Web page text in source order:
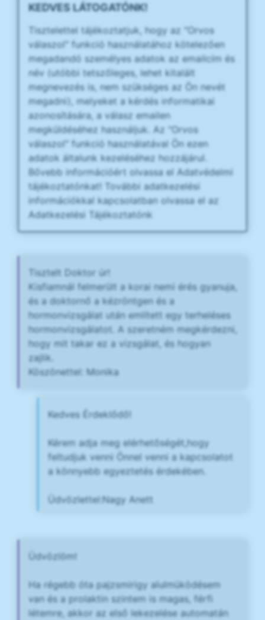
KEDVES LÁTOGATÓNK!
Tisztelettel tájékoztatjuk, hogy az "Orvos
válaszol" funkció használatához kötelezően
megadandó személyes adatok az emailcím és
név (utóbbi tetszőleges, lehet kitalált
megnevezés is, nem szükséges az Ön nevét
megadni), melyeket a kérdés informatikai
azonosítására, a válasz emailen
megküldéséhez használjuk. Az "Orvos
válaszol" funkció használatával Ön ezen
adatok általunk kezeléséhez hozzájárul.
Bővebb információért olvassa el Adatvédelmi
tájékoztatónkat! További adatkezelési
információkkal kapcsolatban olvassa el az
Adatkezelési Tájékoztatónk
Tisztelt Doktor úr!
Kisfiamnál felmerült a korai nemi érés gyanuja,
és a doktornő a kézröntgen és a
hormonvizsgálat után említett egy terheléses
hormonvizsgálatot. A szeretném megkérdezni,
hogy mit takar ez a vizsgálat, és hogyan
zajlik.
Köszönettel: Monika
Kedves Érdeklődő!
Kérem adja meg elérhetőségét,hogy
feltudjuk venni Önnel venni a kapcsolatot
a könnyebb egyeztetés érdekében.
Üdvözlettel:Nagy Anett
Üdvözlöm!
Ha régebb óta pajzsmirigy alulmüködésem
van és a prolaktin szintem is magas, férfi
létemre, akkor az első lekezelése automatán